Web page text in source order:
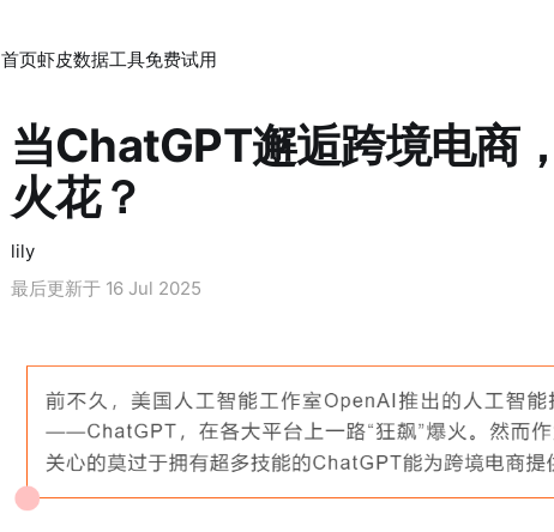
首页虾皮数据工具免费试用
当ChatGPT邂逅跨境电商
火花？
lily
最后更新于 16 Jul 2025